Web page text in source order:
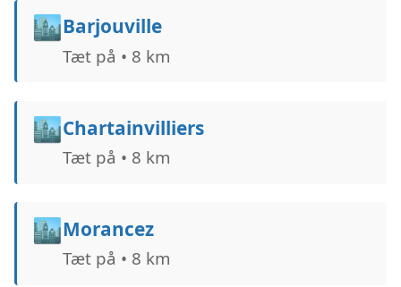
🏙️Barjouville
Tæt på • 8 km
🏙️Chartainvilliers
Tæt på • 8 km
🏙️Morancez
Tæt på • 8 km